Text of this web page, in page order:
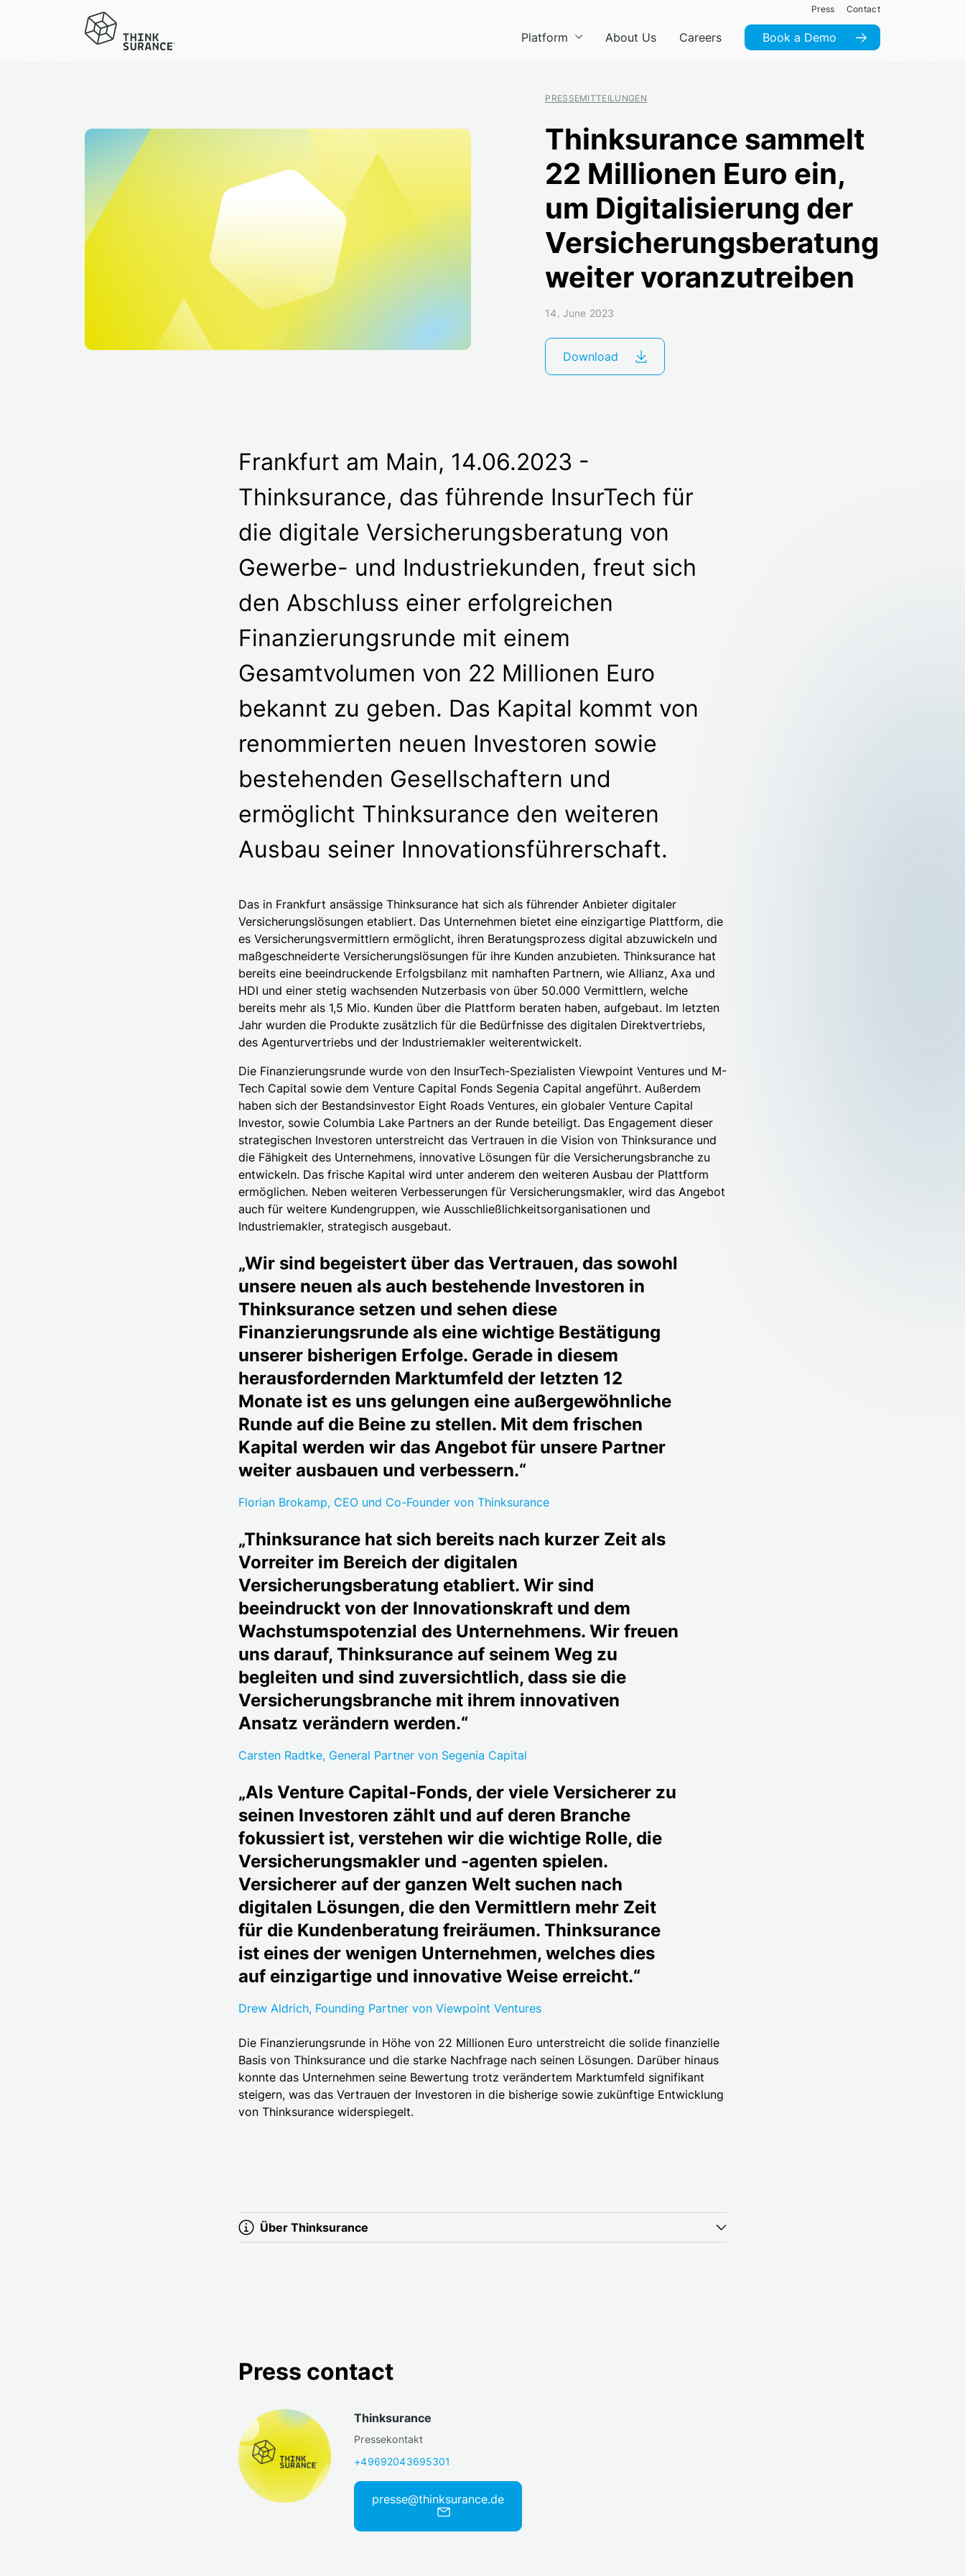
Press Contact
Platform About Us Careers Book a Demo
PRESSEMITTEILUNGEN
Thinksurance sammelt
22 Millionen Euro ein,
um Digitalisierung der
Versicherungsberatung
weiter voranzutreiben
14. June 2023
Download
Frankfurt am Main, 14.06.2023 -
Thinksurance, das führende InsurTech für
die digitale Versicherungsberatung von
Gewerbe- und Industriekunden, freut sich
den Abschluss einer erfolgreichen
Finanzierungsrunde mit einem
Gesamtvolumen von 22 Millionen Euro
bekannt zu geben. Das Kapital kommt von
renommierten neuen Investoren sowie
bestehenden Gesellschaftern und
ermöglicht Thinksurance den weiteren
Ausbau seiner Innovationsführerschaft.
Das in Frankfurt ansässige Thinksurance hat sich als führender Anbieter digitaler
Versicherungslösungen etabliert. Das Unternehmen bietet eine einzigartige Plattform, die
es Versicherungsvermittlern ermöglicht, ihren Beratungsprozess digital abzuwickeln und
maßgeschneiderte Versicherungslösungen für ihre Kunden anzubieten. Thinksurance hat
bereits eine beeindruckende Erfolgsbilanz mit namhaften Partnern, wie Allianz, Axa und
HDI und einer stetig wachsenden Nutzerbasis von über 50.000 Vermittlern, welche
bereits mehr als 1,5 Mio. Kunden über die Plattform beraten haben, aufgebaut. Im letzten
Jahr wurden die Produkte zusätzlich für die Bedürfnisse des digitalen Direktvertriebs,
des Agenturvertriebs und der Industriemakler weiterentwickelt.
Die Finanzierungsrunde wurde von den InsurTech-Spezialisten Viewpoint Ventures und M-
Tech Capital sowie dem Venture Capital Fonds Segenia Capital angeführt. Außerdem
haben sich der Bestandsinvestor Eight Roads Ventures, ein globaler Venture Capital
Investor, sowie Columbia Lake Partners an der Runde beteiligt. Das Engagement dieser
strategischen Investoren unterstreicht das Vertrauen in die Vision von Thinksurance und
die Fähigkeit des Unternehmens, innovative Lösungen für die Versicherungsbranche zu
entwickeln. Das frische Kapital wird unter anderem den weiteren Ausbau der Plattform
ermöglichen. Neben weiteren Verbesserungen für Versicherungsmakler, wird das Angebot
auch für weitere Kundengruppen, wie Ausschließlichkeitsorganisationen und
Industriemakler, strategisch ausgebaut.
„Wir sind begeistert über das Vertrauen, das sowohl
unsere neuen als auch bestehende Investoren in
Thinksurance setzen und sehen diese
Finanzierungsrunde als eine wichtige Bestätigung
unserer bisherigen Erfolge. Gerade in diesem
herausfordernden Marktumfeld der letzten 12
Monate ist es uns gelungen eine außergewöhnliche
Runde auf die Beine zu stellen. Mit dem frischen
Kapital werden wir das Angebot für unsere Partner
weiter ausbauen und verbessern.“
Florian Brokamp, CEO und Co-Founder von Thinksurance
„Thinksurance hat sich bereits nach kurzer Zeit als
Vorreiter im Bereich der digitalen
Versicherungsberatung etabliert. Wir sind
beeindruckt von der Innovationskraft und dem
Wachstumspotenzial des Unternehmens. Wir freuen
uns darauf, Thinksurance auf seinem Weg zu
begleiten und sind zuversichtlich, dass sie die
Versicherungsbranche mit ihrem innovativen
Ansatz verändern werden.“
Carsten Radtke, General Partner von Segenia Capital
„Als Venture Capital-Fonds, der viele Versicherer zu
seinen Investoren zählt und auf deren Branche
fokussiert ist, verstehen wir die wichtige Rolle, die
Versicherungsmakler und -agenten spielen.
Versicherer auf der ganzen Welt suchen nach
digitalen Lösungen, die den Vermittlern mehr Zeit
für die Kundenberatung freiräumen. Thinksurance
ist eines der wenigen Unternehmen, welches dies
auf einzigartige und innovative Weise erreicht.“
Drew Aldrich, Founding Partner von Viewpoint Ventures
Die Finanzierungsrunde in Höhe von 22 Millionen Euro unterstreicht die solide finanzielle
Basis von Thinksurance und die starke Nachfrage nach seinen Lösungen. Darüber hinaus
konnte das Unternehmen seine Bewertung trotz verändertem Marktumfeld signifikant
steigern, was das Vertrauen der Investoren in die bisherige sowie zukünftige Entwicklung
von Thinksurance widerspiegelt.
Über Thinksurance
Press contact
Thinksurance
Pressekontakt
+49692043695301
presse@thinksurance.de